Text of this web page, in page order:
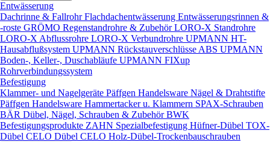
Entwässerung
Dachrinne & FallrohrFlachdachentwässerung Entwässerungsrinnen &
-roste GRÖMO Regenstandrohre & ZubehörLORO-X Standrohre
LORO-X Abflussrohre LORO-X Verbundrohre UPMANN HT-
Hausabflußsystem UPMANN Rückstauverschlüsse ABS UPMANN
Boden-, Keller-, Duschabläufe UPMANN FIXup
Rohrverbindungssystem
Befestigung
Klammer- und Nagelgeräte Päffgen Handelsware Nägel & Drahtstifte
Päffgen Handelsware Hammertacker u. Klammern SPAX-Schrauben
BÄR Dübel, Nägel, Schrauben & ZubehörBWK
Befestigungsprodukte ZAHN Spezialbefestigung Hüfner-Dübel TOX-
Dübel CELO Dübel CELO Holz-Dübel-Trockenbauschrauben